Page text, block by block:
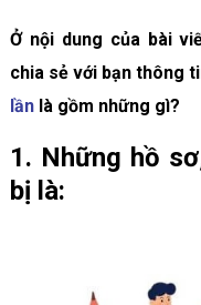
Ở nội dung của bài
chia sẻ với bạn thông
lầnlà gồm những gì?
1. Những hồ
bị là: